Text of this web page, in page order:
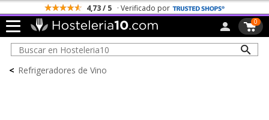
4,73 / 5 · Verificado por
0
< Refrigeradores de Vino